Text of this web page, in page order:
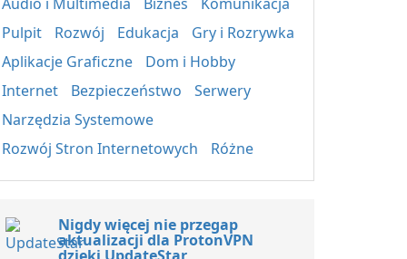
Pulpit
Rozwój Edukacja
Gry i Rozrywka
Aplikacje Graficzne
Dom i Hobby
Internet
Bezpieczeństwo
Serwery
Narzędzia Systemowe
Rozwój Stron Internetowych
Różne
Nigdy więcej nie przegap
aktualizacji dla ProtonVPN